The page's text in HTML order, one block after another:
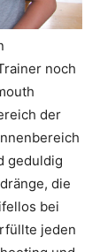
noch
der
geduldig
die
bei
jeden